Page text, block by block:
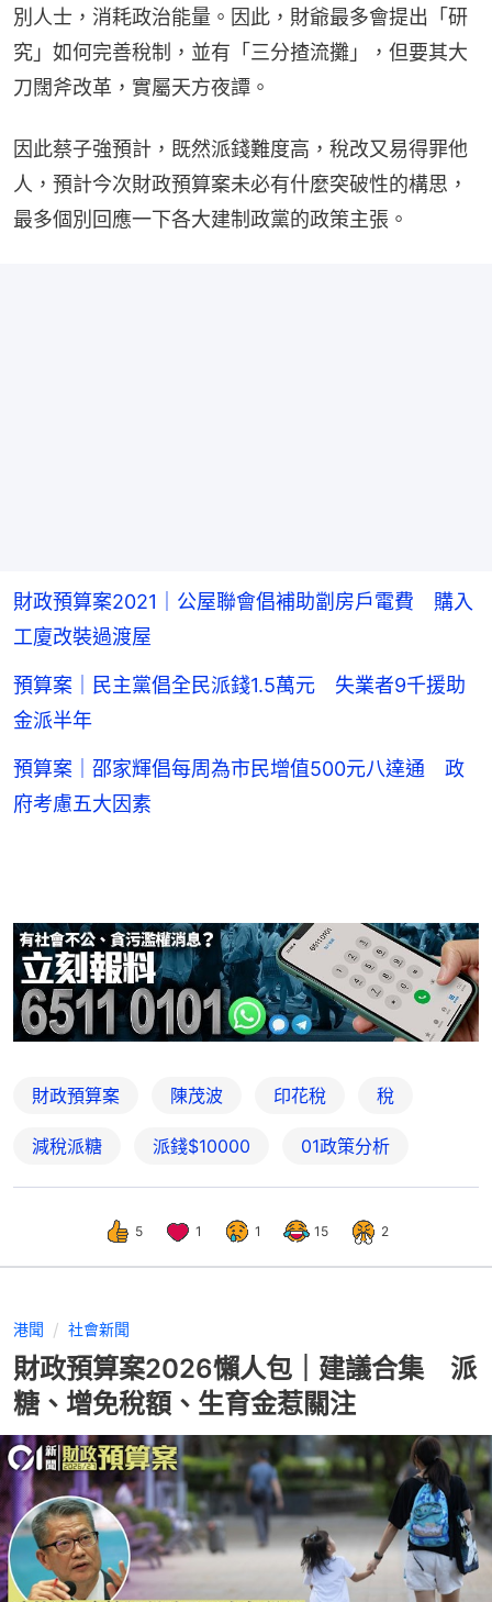
別人士，消耗政治能量。因此，財爺最多會提出「研
究」如何完善稅制，並有「三分揸流攤」，但要其大
刀闊斧改革，實屬天方夜譚。
因此蔡子強預計，既然派錢難度高，稅改又易得罪他
人，預計今次財政預算案未必有什麼突破性的構思，
最多個別回應一下各大建制政黨的政策主張。
財政預算案2021｜公屋聯會倡補助劏房戶電費 購入
工廈改裝過渡屋
預算案｜民主黨倡全民派錢1.5萬元 失業者9千援助
金派半年
預算案｜邵家輝倡每周為市民增值500元八達通 政
府考慮五大因素
財政預算案 陳茂波 印花稅 稅
減稅派糖 派錢$10000 01政策分析
5 1 1 15 2
港聞 社會新聞
財政預算案2026懶人包｜建議合集 派
糖、增免稅額、生育金惹關注